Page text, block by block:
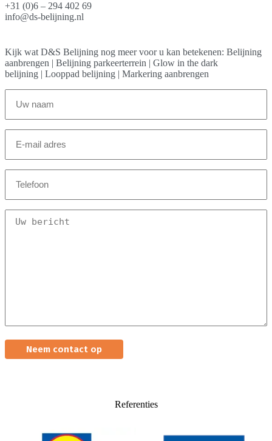
+31 (0)6 – 294 402 69
info@ds-belijning.nl
Kijk wat D&S Belijning nog meer voor u kan betekenen: Belijning
aanbrengen | Belijning parkeerterrein | Glow in the dark
belijning | Looppad belijning | Markering aanbrengen
(Vereist)
mailadres
(Vereist)
bericht
Referenties